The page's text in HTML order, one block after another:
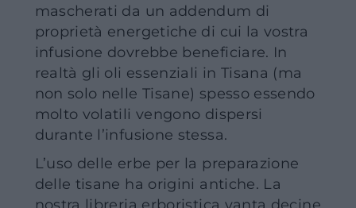
mascherati da un addendum di
proprietà energetiche di cui la vostra
infusione dovrebbe beneficiare. In
realtà gli oli essenziali in Tisana (ma
non solo nelle Tisane) spesso essendo
molto volatili vengono dispersi
durante l’infusione stessa.
L’uso delle erbe per la preparazione
delle tisane ha origini antiche. La